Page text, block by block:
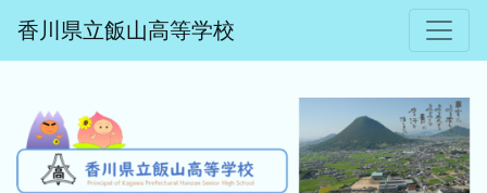
香川県立飯山高等学校